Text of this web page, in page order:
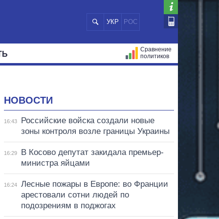
УКР РОС
Сравнение
политиков
НОВОСТИ
16:43
Российские войска создали новые
зоны контроля возле границы Украины
16:29
В Косово депутат закидала премьер-
министра яйцами
16:24
Лесные пожары в Европе: во Франции
арестовали сотни людей по
подозрениям в поджогах